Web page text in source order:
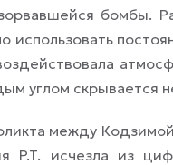
бомбы.
использовать
углом скрывается
между
P.T. исчезла из